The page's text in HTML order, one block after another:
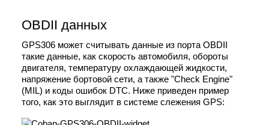
OBDII данных
GPS306 может считывать данные из порта OBDII
такие данные, как скорость автомобиля, обороты
двигателя, температуру охлаждающей жидкости,
напряжение бортовой сети, а также "Check Engine"
(MIL) и коды ошибок DTC. Ниже приведен пример
того, как это выглядит в системе слежения GPS: